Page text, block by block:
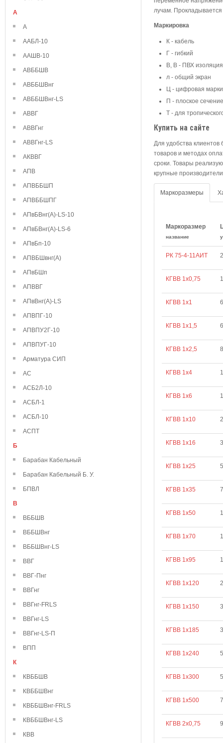
А
А
ААБЛ-10
ААШВ-10
АВББШВ
АВББШВнг
АВББШВнг-LS
АВВГ
АВВГнг
АВВГнг-LS
АКВВГ
АПВ
АПВББШП
АПВББШПГ
АПвБВнг(А)-LS-10
АПвБВнг(А)-LS-6
АПвБп-10
АПВБШвнг(А)
АПвБШп
АПВВГ
АПвВнг(А)-LS
АПВПГ-10
АПВПУ2Г-10
АПВПУГ-10
Арматура СИП
АС
АСБ2Л-10
АСБЛ-1
АСБЛ-10
АСПТ
Б
Барабан Кабельный
Барабан Кабельный Б. У.
БПВЛ
В
ВББШВ
ВББШВнг
ВББШВнг-LS
ВВГ
ВВГ-Пнг
ВВГнг
ВВГнг-FRLS
ВВГнг-LS
ВВГнг-LS-П
ВПП
К
КВББШВ
КВББШВнг
КВББШВнг-FRLS
КВББШВнг-LS
КВВ
лучам.
Маркировка
К - кабель
Г - гибкий
В, В - ПВХ
л - общий экран
Ц - цифровая
П - плоское сечение
Т - для
Купить на сайте
Для удобства
товаров и методах
сроки. Товары
крупные
Маркоразмеры
Маркоразмер
название
РК 75-4-11АИТ
КГВВ 1х0,75
КГВВ 1х1
КГВВ 1х1,5
КГВВ 1х2,5
КГВВ 1х4
КГВВ 1х6
КГВВ 1х10
КГВВ 1х16
КГВВ 1х25
КГВВ 1х35
КГВВ 1х50
КГВВ 1х70
КГВВ 1х95
КГВВ 1х120
КГВВ 1х150
КГВВ 1х185
КГВВ 1х240
КГВВ 1х300
КГВВ 1х500
КГВВ 2х0,75